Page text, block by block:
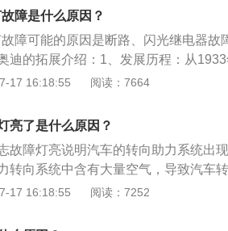
，同时ECU电脑根据该信号调整喷油
催化器的工作好坏。氧传感器损坏或
过稀或过浓，引起故障灯亮。3、空气
空气流量计，检测吸入的空气量转换
燃比，间接让ECU决定喷出多少燃油
浓，发动机无法正常工作。
障是什么原因？
障可能的原因是断路、闪光继电器故
迪的拓展介绍：1、发展历程：从
销售额从6千5百万德国马克稳步上升
17,000辆增长至67,000辆。2、公司
匈牙利公司、quattro有限公司以及兰
巴西及奥迪塞那利塔。此外，奥迪还在
17 16:18:55 阅读：7664
亮了是什么原因？
故障灯亮说明汽车的转向助力系统出
转向系统中含有大量空气，导致汽车
转向泵流量控制阀卡滞。当黄灯亮起
统将不能提供任何助力效果。方向盘
17 16:18:55 阅读：7252